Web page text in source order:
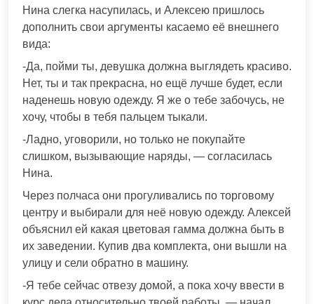
Нина слегка насупилась, и Алексею пришлось
дополнить свои аргументы касаемо её внешнего
вида:
-Да, пойми ты, девушка должна выглядеть красиво.
Нет, ты и так прекрасна, но ещё лучше будет, если
наденешь новую одежду. Я же о тебе забочусь, не
хочу, чтобы в тебя пальцем тыкали.
-Ладно, уговорили, но только не покупайте
слишком, вызывающие наряды, — согласилась
Нина.
Через полчаса они прогуливались по торговому
центру и выбирали для неё новую одежду. Алексей
объяснил ей какая цветовая гамма должна быть в
их заведении. Купив два комплекта, они вышли на
улицу и сели обратно в машину.
-Я тебе сейчас отвезу домой, а пока хочу ввести в